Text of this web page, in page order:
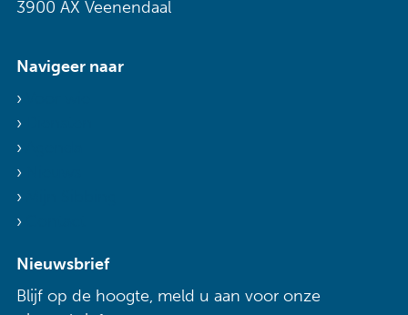
3900 AX Veenendaal
Navigeer naar
Nieuwsbrief
Blijf op de hoogte, meld u aan voor onze